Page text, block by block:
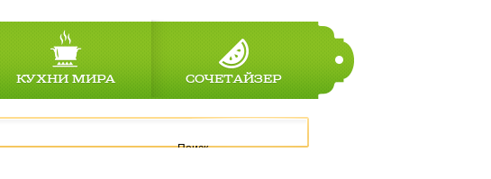
КУХНИ МИРА СОЧЕТАЙЗЕР
Поиск